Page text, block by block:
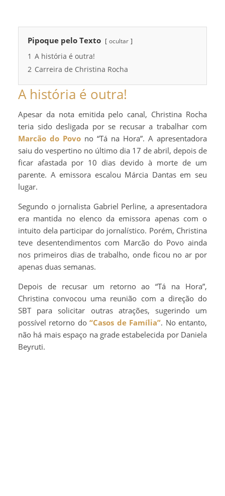
Pipoque pelo Texto ocultar
1 A história é outra!
2 Carreira de Christina Rocha
A história é outra!
Apesar da nota emitida pelo canal, Christina Rocha
teria sido desligada por se recusar a trabalhar com
Marcão do Povo no “Tá na Hora”. A apresentadora
saiu do vespertino no último dia 17 de abril, depois de
ficar afastada por 10 dias devido à morte de um
parente. A emissora escalou Márcia Dantas em seu
lugar.
Segundo o jornalista Gabriel Perline, a apresentadora
era mantida no elenco da emissora apenas com o
intuito dela participar do jornalístico. Porém, Christina
teve desentendimentos com Marcão do Povo ainda
nos primeiros dias de trabalho, onde ficou no ar por
apenas duas semanas.
Depois de recusar um retorno ao “Tá na Hora”,
Christina convocou uma reunião com a direção do
SBT para solicitar outras atrações, sugerindo um
possível retorno do“Casos de Família”. No entanto,
não há mais espaço na grade estabelecida por Daniela
Beyruti.